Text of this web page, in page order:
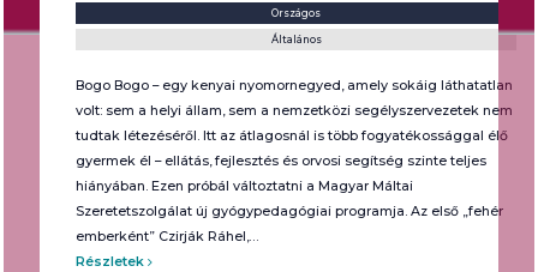
Országos
Általános
Bogo Bogo – egy kenyai nyomornegyed, amely sokáig láthatatlan
volt: sem a helyi állam, sem a nemzetközi segélyszervezetek nem
tudtak létezéséről. Itt az átlagosnál is több fogyatékossággal élő
gyermek él – ellátás, fejlesztés és orvosi segítség szinte teljes
hiányában. Ezen próbál változtatni a Magyar Máltai
Szeretetszolgálat új gyógypedagógiai programja. Az első „fehér
emberként” Czirják Ráhel,…
Részletek